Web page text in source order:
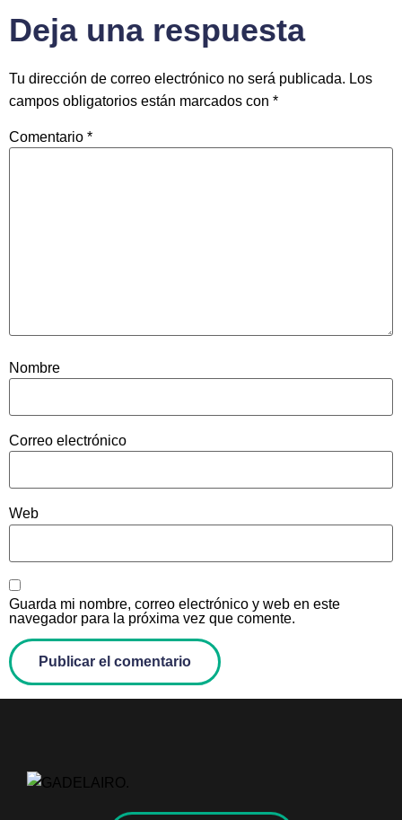
Deja una respuesta
Tu dirección de correo electrónico no será publicada. Los
campos obligatorios están marcados con *
Comentario *
Nombre
Correo electrónico
Web
Guarda mi nombre, correo electrónico y web en este
navegador para la próxima vez que comente.